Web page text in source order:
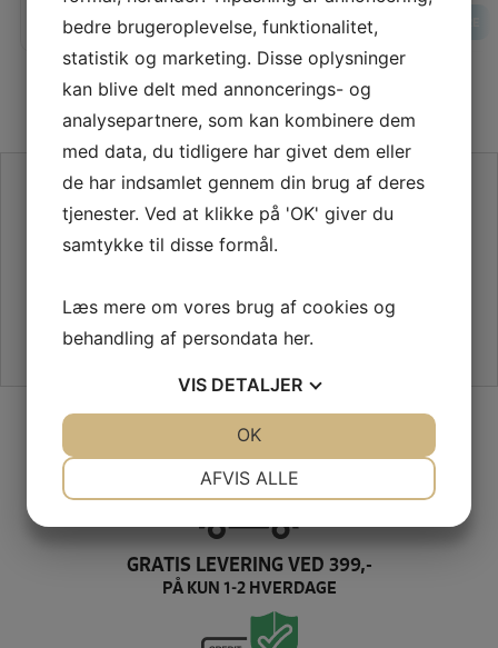
LÆS MERE LÆG I KURV
SE VORES ANMELDELSER PÅ TRUSTPILOT
SIKKER HANDEL PÅ SYMASKINETORVET.DK
GRATIS LEVERING VED 399,-
PÅ KUN 1-2 HVERDAGE
bedre brugeroplevelse, funktionalitet,
statistik og marketing. Disse oplysninger
kan blive delt med annoncerings- og
analysepartnere, som kan kombinere dem
med data, du tidligere har givet dem eller
de har indsamlet gennem din brug af deres
tjenester. Ved at klikke på 'OK' giver du
samtykke til disse formål.
Læs mere om vores brug af cookies og
behandling af persondata her.
VIS DETALJER
AFVIS ALLE
OK